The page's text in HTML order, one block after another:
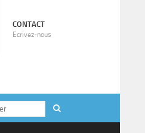
CONTACT
Ecrivez-nous